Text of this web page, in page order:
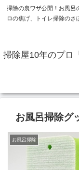
掃除の裏ワザ公開！お風呂
ロの焦げ、トイレ掃除の
掃除屋10年のプロ
お風呂掃除グ
お風呂掃除